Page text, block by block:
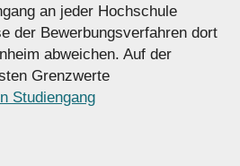
an jeder Hochschule
der Bewerbungs­verfahren dort
abweichen. Auf der
Grenzwerte
Studiengang